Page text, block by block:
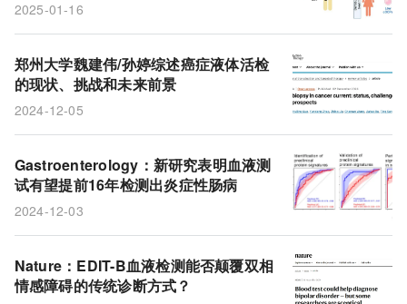
2025-01-16
郑州大学魏建伟/孙婷综述癌症液体活检
的现状、挑战和未来前景
2024-12-05
Gastroenterology：新研究表明血液测
试有望提前16年检测出炎症性肠病
2024-12-03
Nature：EDIT-B血液检测能否颠覆双相
情感障碍的传统诊断方式？